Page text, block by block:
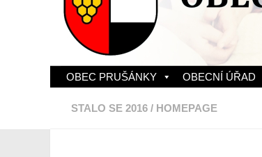
OBEC PRUŠÁNKY OBECNÍ ÚŘAD
STALO SE 2016 / HOMEPAGE